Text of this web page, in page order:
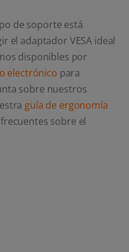
de soporte está
el adaptador VESA ideal
disponibles por
electrónico para
sobre nuestros
guía de ergonomía
sobre el